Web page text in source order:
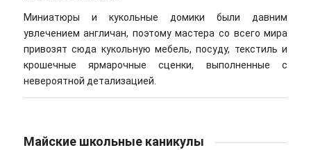
Миниатюры и кукольные домики были давним
увлечением англичан, поэтому мастера со всего мира
привозят сюда кукольную мебель, посуду, текстиль и
крошечные ярмарочные сценки, выполненные с
невероятной детализацией.
Майские школьные каникулы